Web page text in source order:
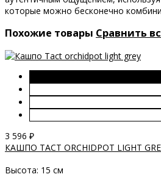
которые можно бесконечно
Похожие товары Сравнить
3 596 ₽
КАШПО TACT ORCHIDPOT LIGHT
Высота: 15 см